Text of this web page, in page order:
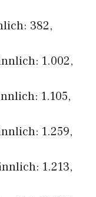
382,
1.002,
1.105,
1.259,
1.213,